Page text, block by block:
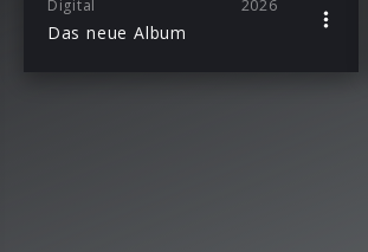
Digital 2026
Das neue Album